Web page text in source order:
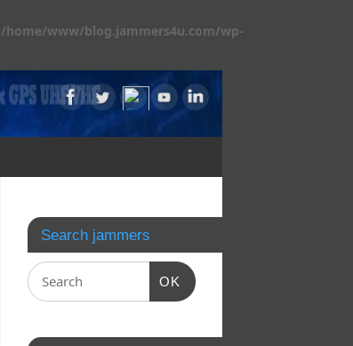
/home/www/blog.jammers4u.com/wp-
Search jammers
OK